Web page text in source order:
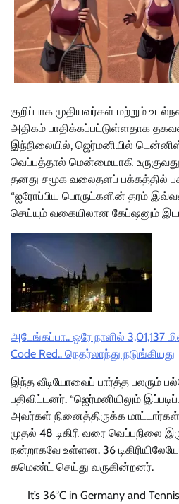
குறிப்பாக முதியவர்கள் மற்றும்
அதிகம் பாதிக்கப்பட்டுள்ளதாக
இந்நிலையில், ஜெர்மனியில்
வெப்பத்தால் மென்மையாகி
தனது சமூக வலைதளப் பக்கத்தில்
“ஐரோப்பிய பொருட்களின் தரம்
செய்யும் வகையிலான கேப்ஷனும் இடம்
அடேங்கப்பா.. ஒரே நாளில்
Code Red.. நெதர்லாந்து நடுங்கியது
இந்த வீடியோவைப் பார்த்த பலரும்
பதிவிட்டனர். “ஜெர்மனியிலும்
அவர்கள் நினைத்திருக்க
முதல் 48 டிகிரி வரை வெப்பநிலை
நன்றாகவே உள்ளன. 36
கமெண்ட் செய்து வருகின்றனர்.
It’s 36°C in Germany and